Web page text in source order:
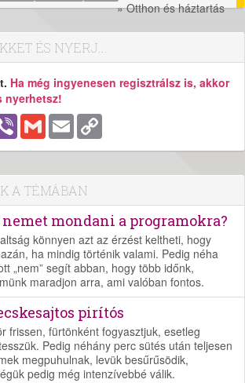
» Otthon és háztartás
ÉS NYERJ...
Ha még ingyenesen regisztrálsz is, akkor
nyerhetsz!
Viber Gmail Email
A TÉMÁBAN
mondani a programokra?
könnyen azt az érzést keltheti, hogy
ha mindig történik valami. Pedig néha
„nem” segít abban, hogy több időnk,
maradjon arra, ami valóban fontos.
pirítós
frissen, fürtönként fogyasztjuk, esetleg
Pedig néhány perc sütés után teljesen
megpuhulnak, levük besűrűsödik,
pedig még intenzívebbé válik.